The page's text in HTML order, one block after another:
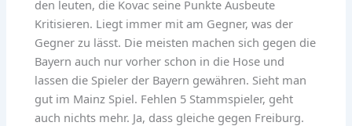
den leuten, die Kovac seine Punkte Ausbeute
Kritisieren. Liegt immer mit am Gegner, was der
Gegner zu lässt. Die meisten machen sich gegen die
Bayern auch nur vorher schon in die Hose und
lassen die Spieler der Bayern gewähren. Sieht man
gut im Mainz Spiel. Fehlen 5 Stammspieler, geht
auch nichts mehr. Ja, dass gleiche gegen Freiburg.